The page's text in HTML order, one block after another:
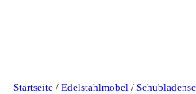
Startseite/ Edelstahlmöbel/